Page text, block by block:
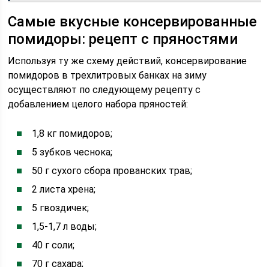
Самые вкусные консервированные
помидоры: рецепт с пряностями
Используя ту же схему действий, консервирование
помидоров в трехлитровых банках на зиму
осуществляют по следующему рецепту с
добавлением целого набора пряностей:
1,8 кг помидоров;
5 зубков чеснока;
50 г сухого сбора прованских трав;
2 листа хрена;
5 гвоздичек;
1,5-1,7 л воды;
40 г соли;
70 г сахара;